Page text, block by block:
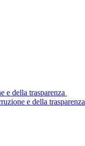
e della trasparenza
e della